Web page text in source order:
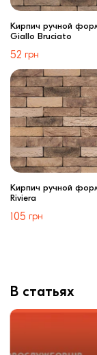
Кирпич ручной
Giallo Bruciato
52 грн
Кирпич ручной
Riviera
105 грн
В статьях